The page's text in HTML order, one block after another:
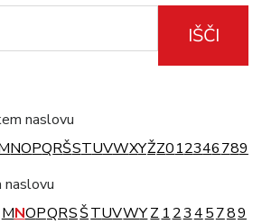
IŠČI
naslovu
NOPQRŠSTUVWXYŽZ012346789
naslovu
MNOPQRSŠTUVWYZ 1 2345789